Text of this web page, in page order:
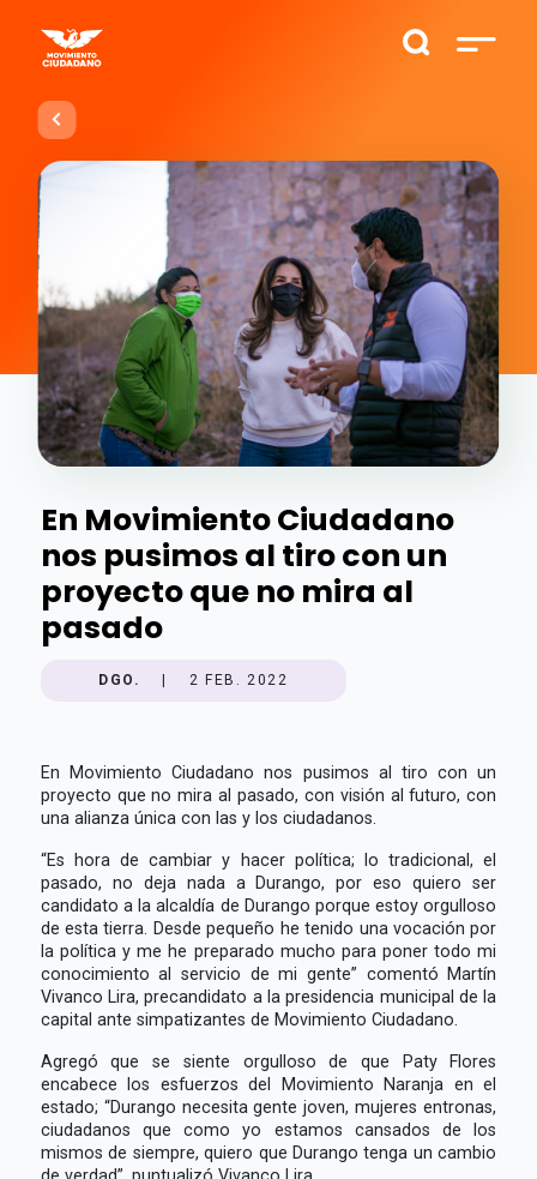
En Movimiento Ciudadano
nos pusimos al tiro con un
proyecto que no mira al
pasado
DGO. 2 FEB. 2022
En Movimiento Ciudadano nos pusimos al tiro con un
proyecto que no mira al pasado, con visión al futuro, con
una alianza única con las y los ciudadanos.
“Es hora de cambiar y hacer política; lo tradicional, el
pasado, no deja nada a Durango, por eso quiero ser
candidato a la alcaldía de Durango porque estoy orgulloso
de esta tierra. Desde pequeño he tenido una vocación por
la política y me he preparado mucho para poner todo mi
conocimiento al servicio de mi gente” comentó Martín
Vivanco Lira, precandidato a la presidencia municipal de la
capital ante simpatizantes de Movimiento Ciudadano.
Agregó que se siente orgulloso de que Paty Flores
encabece los esfuerzos del Movimiento Naranja en el
estado; “Durango necesita gente joven, mujeres entronas,
ciudadanos que como yo estamos cansados de los
mismos de siempre, quiero que Durango tenga un cambio
de verdad”, puntualizó Vivanco Lira.